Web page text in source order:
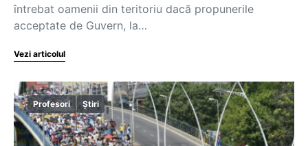
întrebat oamenii din teritoriu dacă propunerile
acceptate de Guvern, la…
Vezi articolul
Profesori Știri